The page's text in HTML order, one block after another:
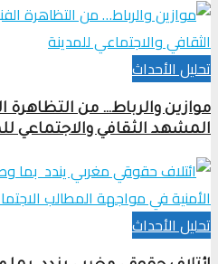
تحلیل الأحداث
موازين والرباط… من التظاهرة
المشهد الثقافي والاجتماعي
تحلیل الأحداث